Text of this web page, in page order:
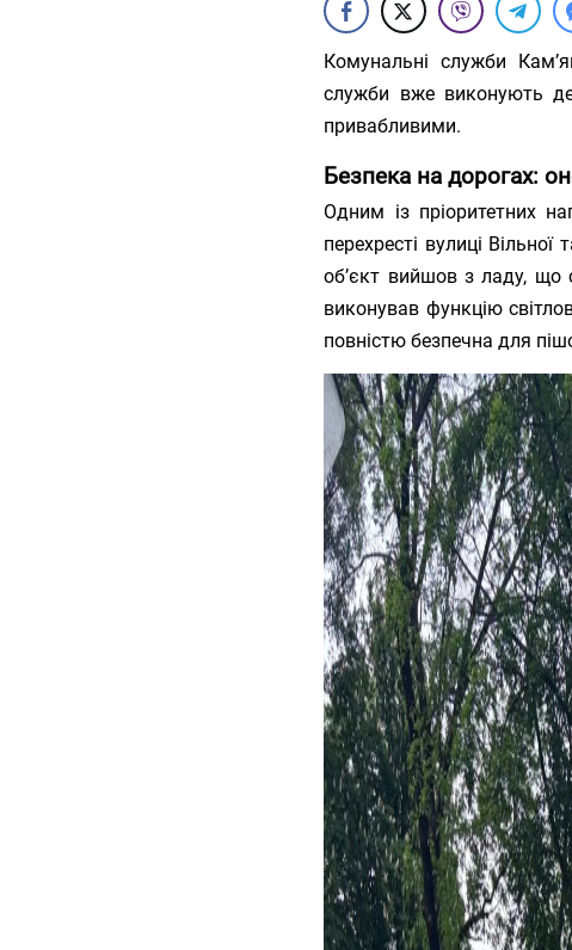
Комунальні служби
служби вже виконують
привабливими.
Безпека на дорогах:
Одним із пріоритетних
перехресті вулиці
об’єкт вийшов з ладу, що
виконував функцію
повністю безпечна для